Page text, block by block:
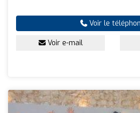
Voir le
Voir e-mail